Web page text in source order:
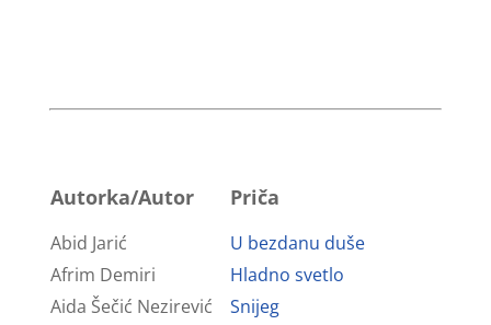
Autorka/Autor Priča
Abid Jarić
U bezdanu duše
Afrim Demiri
Hladno svetlo
Aida Šečić Nezirević
Snijeg